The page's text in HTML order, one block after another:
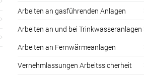
Arbeiten an gasführenden Anlagen
Arbeiten an und bei Trinkwasseranlagen
Arbeiten an Fernwärmeanlagen
Vernehmlassungen Arbeitssicherheit